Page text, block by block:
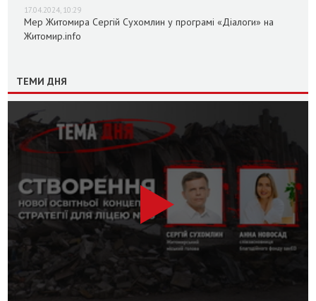
17.04.2024, 10:29
Мер Житомира Сергій Сухомлин у програмі «Діалоги» на
Житомир.info
ТЕМИ ДНЯ